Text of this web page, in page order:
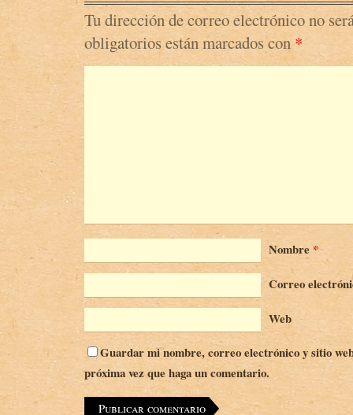
Tu dirección de correo electrónico no
obligatorios están marcados con*
Nombre *
Correo
Web
Guardar mi nombre, correo electrónico y sitio
próxima vez que haga un comentario.